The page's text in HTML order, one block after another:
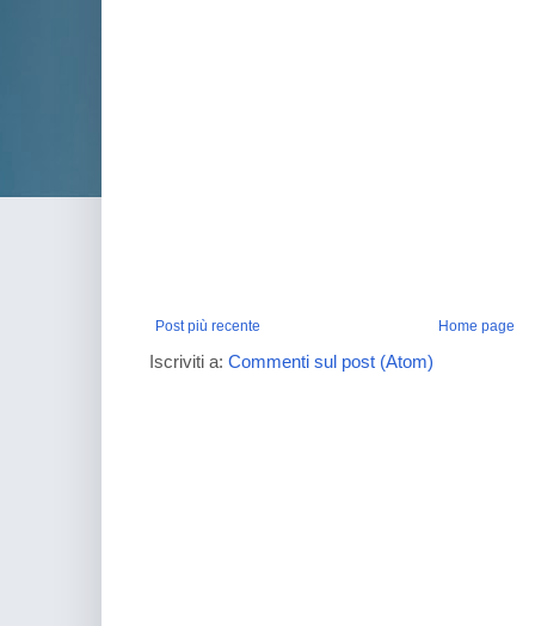
Post più recente Home page
Iscriviti a: Commenti sul post (Atom)